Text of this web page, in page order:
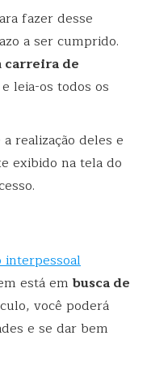
fazer desse
a ser cumprido.
carreira de
leia-os todos os
realização deles e
exibido na tela do
interpessoal
está em busca de
você poderá
e se dar bem